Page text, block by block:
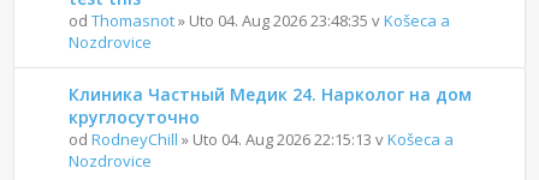
odThomasnot» Uto 04. Aug 2026 23:48:35 vKošeca a
Nozdrovice
Клиника Частный Медик 24. Нарколог на дом
круглосуточно
odRodneyChill » Uto 04. Aug 2026 22:15:13 vKošeca a
Nozdrovice